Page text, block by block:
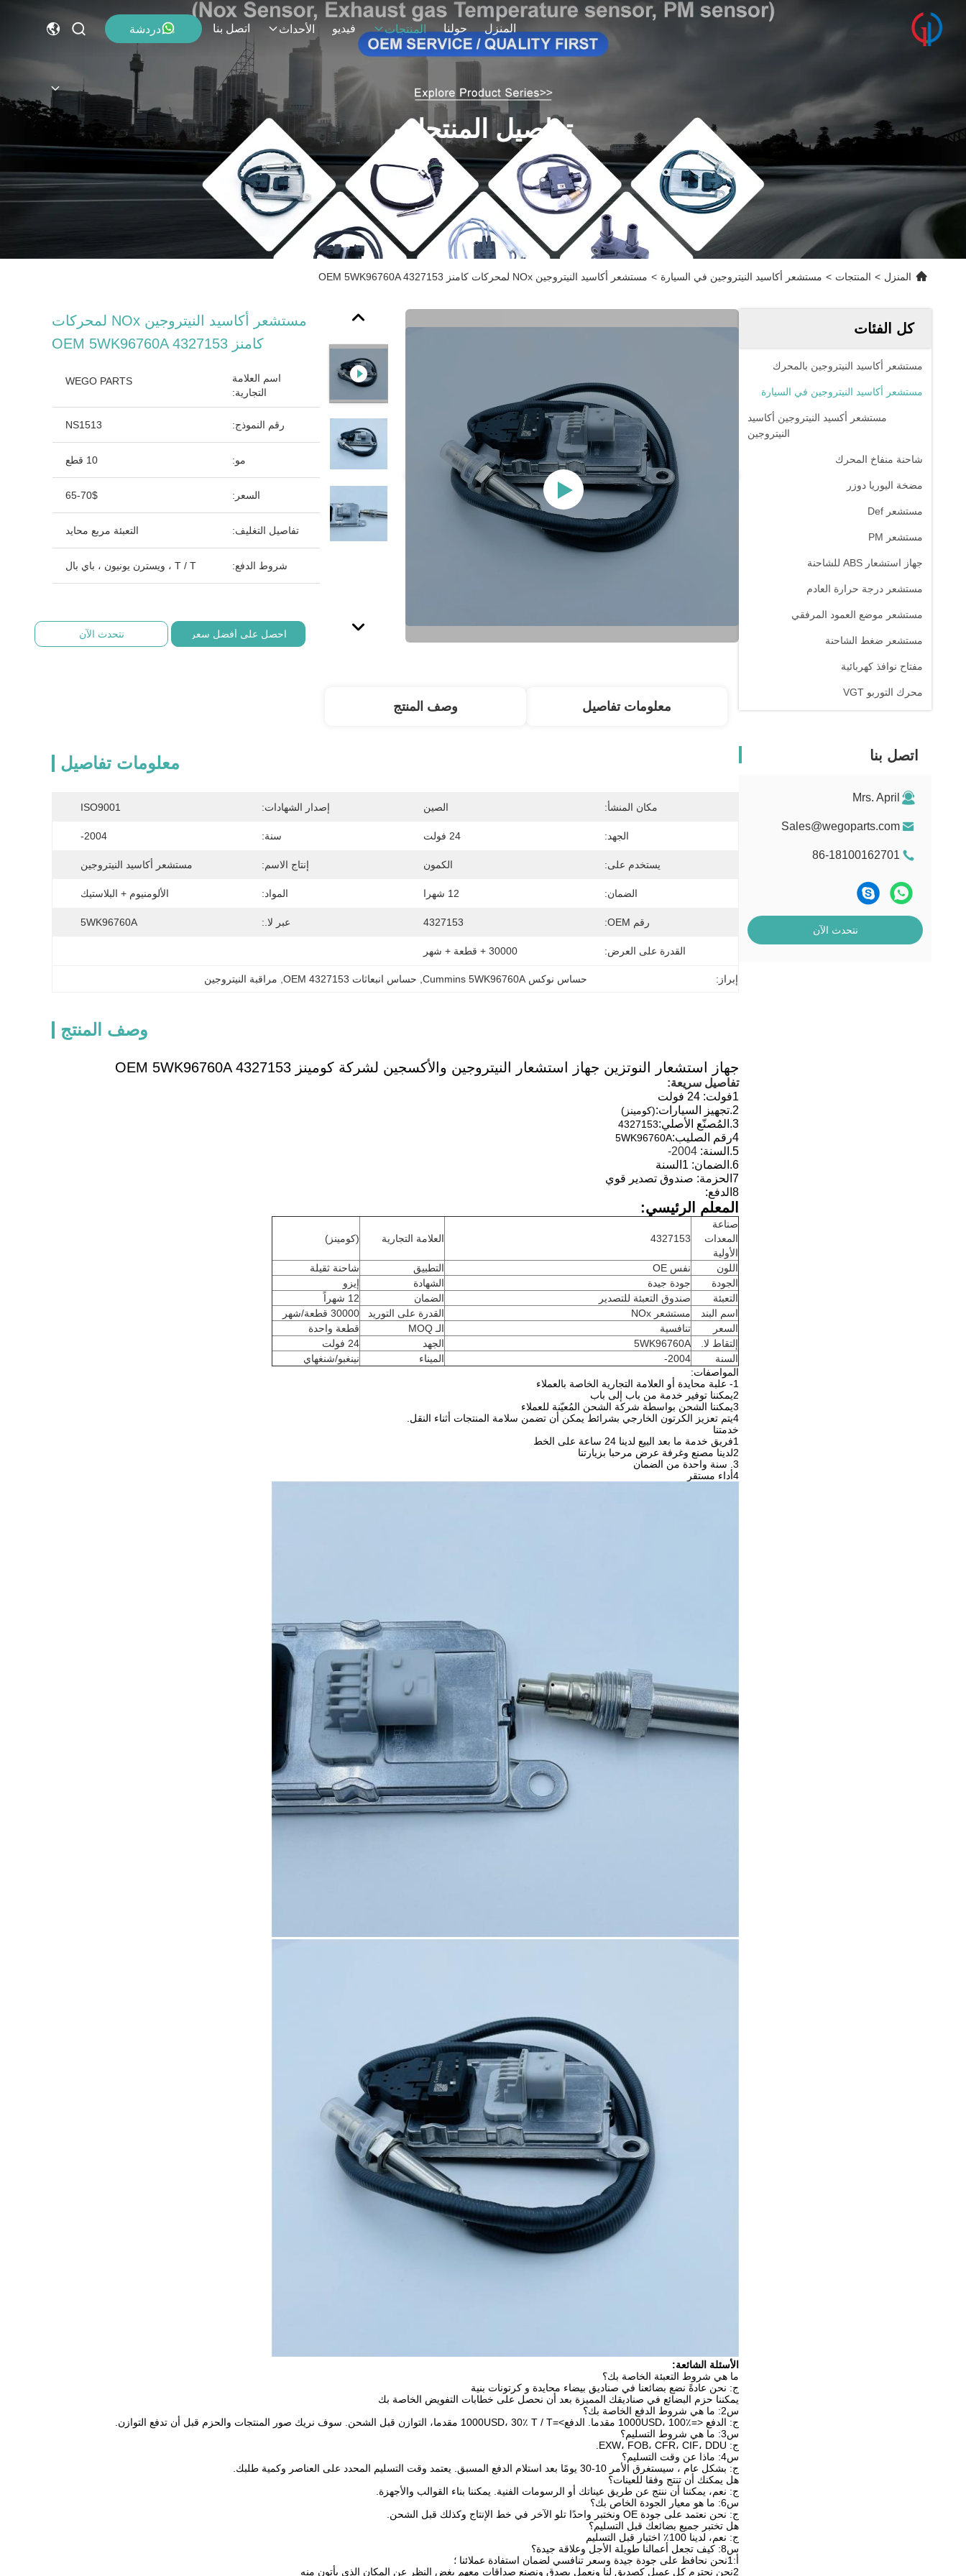
المنزل حولنا المنتجات فيديو الأحداث اتصل بنا دردشة
تفاصيل المنتجات
المنزل > المنتجات > مستشعر أكاسيد النيتروجين في السيارة > مستشعر أكاسيد النيتروجين NOx لمحركات كامنز OEM 5WK96760A 4327153
كل الفئات
مستشعر أكاسيد النيتروجين بالمحرك
مستشعر أكاسيد النيتروجين في السيارة
مستشعر أكسيد النيتروجين أكاسيد
النيتروجين
شاحنة منفاخ المحرك
مضخة اليوريا دوزر
مستشعر Def
مستشعر PM
جهاز استشعار ABS للشاحنة
مستشعر درجة حرارة العادم
مستشعر موضع العمود المرفقي
مستشعر ضغط الشاحنة
مفتاح نوافذ كهربائية
محرك التوربو VGT
اتصل بنا
Mrs. April
Sales@wegoparts.com
86-18100162701
نتحدث الآن
مستشعر أكاسيد النيتروجين NOx لمحركات
كامنز OEM 5WK96760A 4327153
اسم العلامة
التجارية:
WEGO PARTS
رقم النموذج: NS1513
مو: 10 قطع
السعر: 65-70$
تفاصيل التغليف: التعبئة مربع محايد
شروط الدفع: T / T ، ويسترن يونيون ، باي بال
احصل على أفضل سعر نتحدث الآن
معلومات تفاصيل وصف المنتج
معلومات تفاصيل
مكان المنشأ: الصين إصدار الشهادات: ISO9001
الجهد: 24 فولت سنة: 2004-
يستخدم على: الكمون إنتاج الاسم: مستشعر أكاسيد النيتروجين
الضمان: 12 شهرا المواد: الألومنيوم + البلاستيك
رقم OEM: 4327153 عبر لا.: 5WK96760A
القدرة على العرض: 30000 + قطعة + شهر
إبراز: حساس نوكس Cummins 5WK96760A حساس انبعاثات OEM 4327153 مراقبة النيتروجين
وصف المنتج
جهاز استشعار النوتزين جهاز استشعار النيتروجين والأكسجين لشركة كومينز OEM 5WK96760A 4327153
تفاصيل سريعة:
1فولت: 24 فولت
2. تجهيز السيارات:(كومينز)
3. المُصنّع الأصلي:4327153
4رقم الصليب: 5WK96760A
5. السنة: 2004-
6. الضمان: 1
السنة
7الحزمة: صندوق تصدير قوي
8الدفع:
المعلم الرئيسي:
صناعة
المعدات
الأولية
4327153 العلامة التجارية (كومينز)
اللون نفس OE التطبيق
شاحنة ثقيلة
الجودة
جودة جيدة الشهادة
إيزو
التعبئة
صندوق التعبئة للتصدير الضمان
12 شهراً
اسم البند
مستشعر NOx القدرة على التوريد
30000 قطعة/شهر
السعر
تنافسية الـ MOQ
قطعة واحدة
إلتقاط لا.
5WK96760A الجهد
24 فولت
السنة
2004- الميناء
نينغبو/شنغهاي
المواصفات:
1- علبة محايدة أو العلامة التجارية الخاصة بالعملاء
2يمكننا توفير خدمة من باب إلى باب
3يمكننا الشحن بواسطة شركة الشحن المُعيّنة للعملاء
4يتم تعزيز الكرتون الخارجي بشرائط يمكن أن تضمن سلامة المنتجات أثناء النقل.
خدمتنا
1فريق خدمة ما بعد البيع لدينا 24 ساعة على الخط
2لدينا مصنع وغرفة عرض مرحبا بزيارتنا
3. سنة واحدة من الضمان
4أداء مستقر
الأسئلة الشائعة:
ما هي شروط التعبئة الخاصة بك؟
ج: نحن عادةً نضع بضائعنا في صناديق بيضاء محايدة و كرتونات بنية
يمكننا حزم البضائع في صناديقك المميزة بعد أن نحصل على خطابات التفويض الخاصة بك
س2: ما هي شروط الدفع الخاصة بك؟
ج: الدفع <=1000USD، 100٪ مقدما. الدفع>=1000USD، 30٪ T / T مقدما، التوازن قبل الشحن. سوف نريك صور المنتجات والحزم قبل أن تدفع التوازن.
س3: ما هي شروط التسليم؟
ج: EXW، FOB، CFR، CIF، DDU.
س4: ماذا عن وقت التسليم؟
ج: بشكل عام ، سيستغرق الأمر 10-30 يومًا بعد استلام الدفع المسبق. يعتمد وقت التسليم المحدد على العناصر وكمية طلبك.
هل يمكنك أن تنتج وفقا للعينات؟
ج: نعم، يمكننا أن ننتج عن طريق عيناتك أو الرسومات الفنية. يمكننا بناء القوالب والأجهزة.
س6: ما هو معيار الجودة الخاص بك؟
ج: نحن نعتمد على جودة OE ونختبر واحدًا تلو الآخر في خط الإنتاج وكذلك قبل الشحن.
هل تختبر جميع بضائعك قبل التسليم؟
ج: نعم، لدينا 100٪ اختبار قبل التسليم
س8: كيف تجعل أعمالنا طويلة الأجل وعلاقة جيدة؟
أ:1نحن نحافظ على جودة جيدة وسعر تنافسي لضمان استفادة عملائنا ؛
2نحن نحترم كل عميل كصديق لنا ونعمل بصدق ونصنع صداقات معهم بغض النظر عن المكان الذي يأتون منه